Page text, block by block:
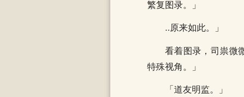
繁复图录。」
..原来如此。」
看着图录，司祟微
特殊视角。」
「道友明监。」